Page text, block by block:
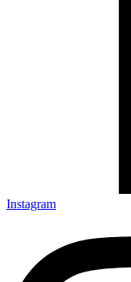
Instagram